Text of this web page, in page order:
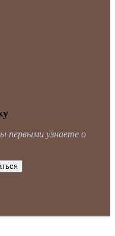
первыми узнаете о